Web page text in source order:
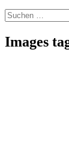
Suchen
Suchen
nach:
Images